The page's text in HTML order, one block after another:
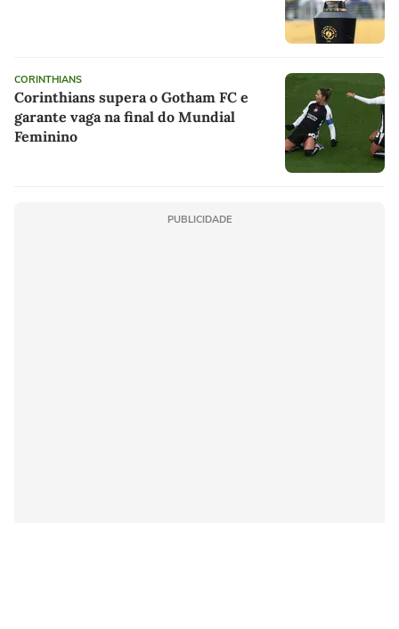
CORINTHIANS
Corinthians supera o Gotham FC e
garante vaga na final do Mundial
Feminino
PUBLICIDADE